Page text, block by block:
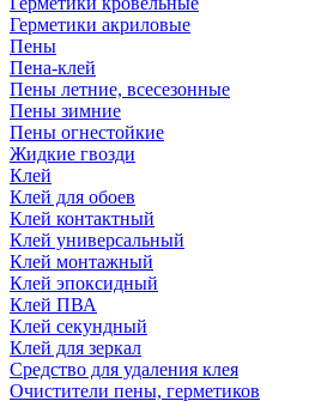
Герметики акриловые
Пены
Пена-клей
Пены летние, всесезонные
Пены зимние
Пены огнестойкие
Жидкие гвозди
Клей
Клей для обоев
Клей контактный
Клей универсальный
Клей монтажный
Клей эпоксидный
Клей ПВА
Клей секундный
Клей для зеркал
Средство для удаления клея
Очистители пены, герметиков